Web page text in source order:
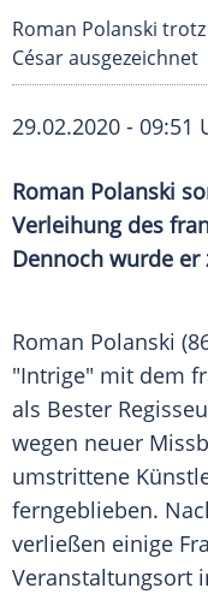
Roman Polanski
César ausgezeichnet
29.02.2020 - 09:51
Roman Polanski
Verleihungdes
Dennoch wurde er
Roman Polanski
"Intrige" mit dem
als Bester
wegen neuer
umstrittene
ferngeblieben.
verließen einige
Veranstaltungsort